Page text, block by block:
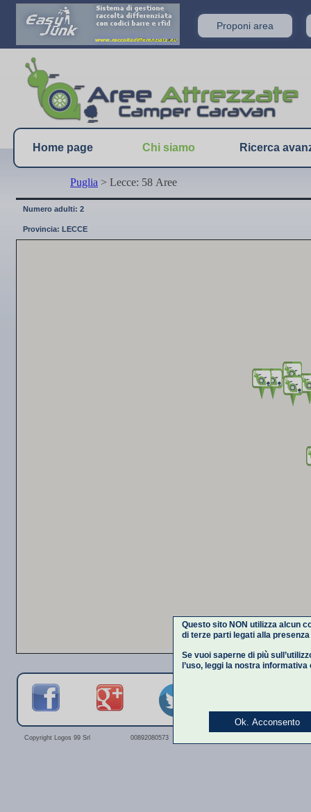
Home page Chi siamo Ricerca
Copyright Logos 99 Srl 00892080573
Numero adulti: 2
Provincia: LECCE
Puglia > Lecce: 58 Aree
Proponi area
Questo sito NON utilizza alcun
di terze parti legati alla
Se vuoi saperne di più
l’uso, leggi la nostra informativa
Ok. Acconsento